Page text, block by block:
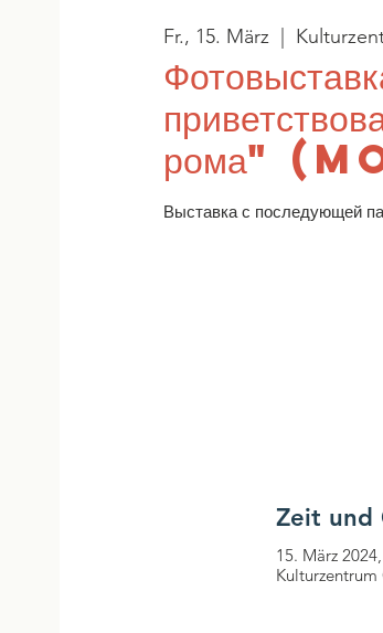
Fr., 15. März
рома"
Выставка с последующей
Zeit und
15. März